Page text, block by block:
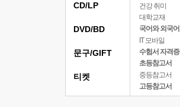
건강 취미
대학교재
국어와 외국어
IT 모바일
수험서 자격증
초등참고서
중등참고서
고등참고서
CD/LP
DVD/BD
문구/GIFT
티켓